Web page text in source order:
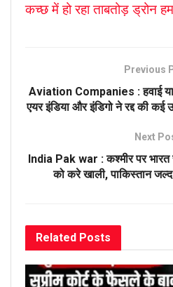
कच्छ में हो रहा ताबतोड़ ड्रोन
Previous
Aviation Companies : हवाई
एयर इंडिया और इंडिगो ने रद्द की कई
Next
India Pak war : कश्मीर पर भारत
को करे खाली, पाकिस्तान
Related Posts